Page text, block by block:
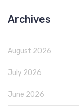
Archives
August 2026
July 2026
June 2026